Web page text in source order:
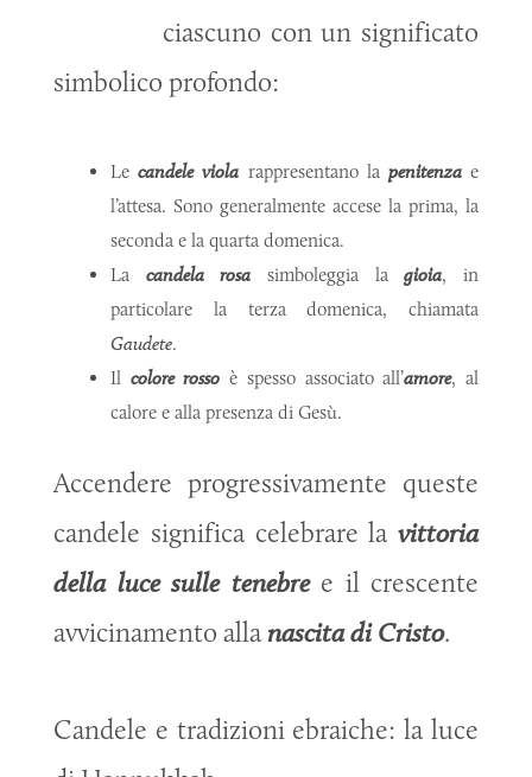
ciascuno con un significato
simbolico profondo:
Lecandele viola rappresentano la penitenzae
l’attesa. Sono generalmente accese la prima, la
seconda e la quarta domenica.
La candela rosa simboleggia lagioia, in
particolare la terza domenica, chiamata
Gaudete.
Il colore rosso è spesso associato all’amore, al
calore e alla presenza di Gesù.
Accendere progressivamente queste
candele significa celebrare la vittoria
della luce sulle tenebree il crescente
avvicinamento allanascita di Cristo.
Candele e tradizioni ebraiche: la luce